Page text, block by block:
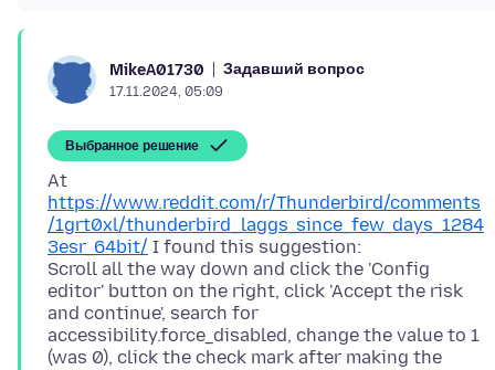
MikeA01730 Задавший вопрос
17.11.2024, 05:09
Выбранное решение
At
https://www.reddit.com/r/Thunderbird/comments
/1grt0xl/thunderbird_laggs_since_few_days_1284
3esr_64bit/ I found this suggestion:
Scroll all the way down and click the 'Config
editor' button on the right, click 'Accept the risk
and continue', search for
accessibility.force_disabled, change the value to 1
(was 0), click the check mark after making the